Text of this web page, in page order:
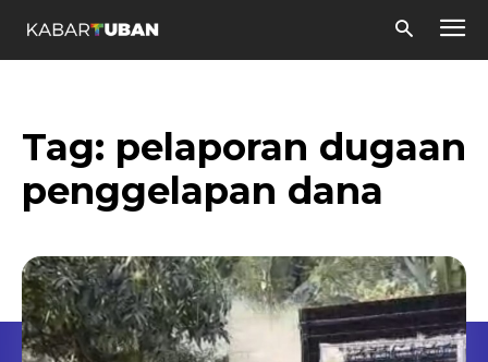
Tag: pelaporan dugaan
penggelapan dana